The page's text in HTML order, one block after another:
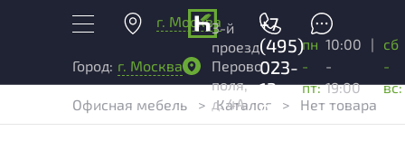
г. Москва
+7
(495)
023-
13-
03
Город: г. Москва
3-й
проезд
Перово
поля,
д. 4А
пн
-
пт:
10:00
-
19:00
|
сб
-
вс:
Офисная мебель
> Каталог > Нет товара